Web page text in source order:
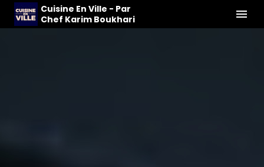
Cuisine En Ville - Par
Chef Karim Boukhari